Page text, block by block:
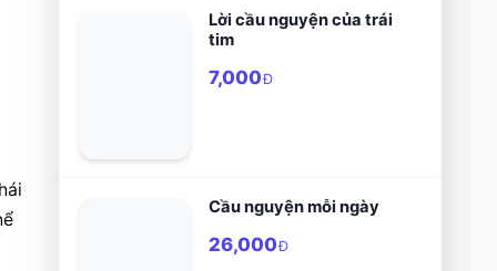
Lời cầu nguyện của trái
tim
7,000Đ
Cầu nguyện mỗi ngày
26,000Đ